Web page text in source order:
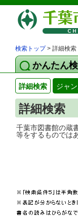
検索トップ> 詳細検索
かんたん
詳細検索 ジャ
詳細検索
千葉市図書
等をするものでは